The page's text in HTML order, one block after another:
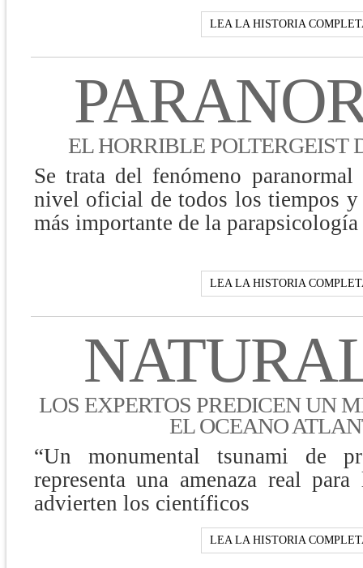
LEA LA HISTORIA
EL HORRIBLE POLTERGEIST
Se trata del fenómeno paranormal
nivel oficial de todos los tiempos y
más importante de la
LEA LA HISTORIA
LOS EXPERTOS PREDICEN UN
EL OCEANO
“Un monumental tsunami de
representa una amenaza real
advierten los científicos
LEA LA HISTORIA